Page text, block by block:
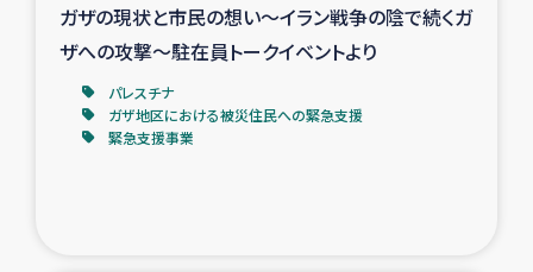
ガザ空爆被災者への食料支援と農家生産支援
ガザ地区における羊の畜産支援
ガザの現状と市民の想い～イラン戦争の陰で続くガ
ザへの攻撃～駐在員トークイベントより
パレスチナ
ガザ地区における被災住民への緊急支援
緊急支援事業